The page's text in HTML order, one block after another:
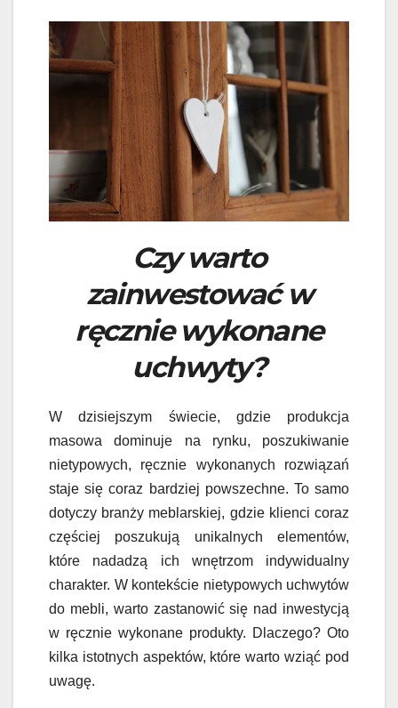
Czy warto
zainwestować w
ręcznie wykonane
uchwyty?
W dzisiejszym świecie, gdzie produkcja
masowa dominuje na rynku, poszukiwanie
nietypowych, ręcznie wykonanych rozwiązań
staje się coraz bardziej powszechne. To samo
dotyczy branży meblarskiej, gdzie klienci coraz
częściej poszukują unikalnych elementów,
które nadadzą ich wnętrzom indywidualny
charakter. W kontekście nietypowych uchwytów
do mebli, warto zastanowić się nad inwestycją
w ręcznie wykonane produkty. Dlaczego? Oto
kilka istotnych aspektów, które warto wziąć pod
uwagę.